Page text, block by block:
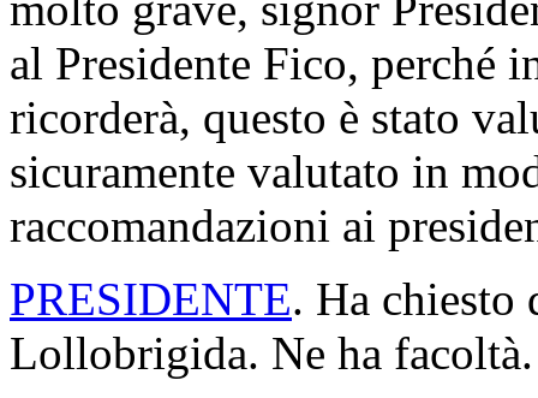
al Presidente Fico, perché
ricorderà, questo è stato
sicuramente valutato in
raccomandazioni ai
PRESIDENTE. Ha chiesto
Lollobrigida. Ne ha facoltà.